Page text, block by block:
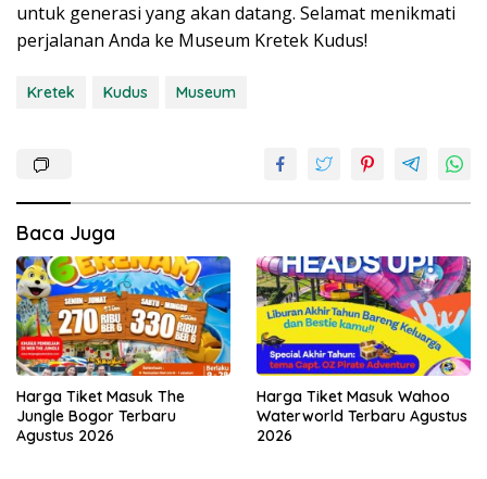
untuk generasi yang akan datang. Selamat menikmati
perjalanan Anda ke Museum Kretek Kudus!
Kretek Kudus Museum
Baca Juga
Harga Tiket Masuk The
Jungle Bogor Terbaru
Agustus 2026
Harga Tiket Masuk Wahoo
Waterworld Terbaru Agustus
2026